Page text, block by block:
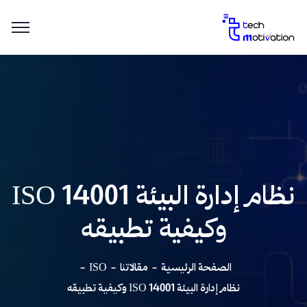
نظام إدارة البيئة ISO 14001
وكيفية تطبيقه
الصفحة الرئيسية مقالاتنا
ISO
نظام إدارة البيئة ISO 14001 وكيفية تطبيقه